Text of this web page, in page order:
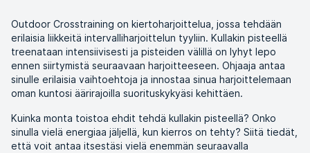
Outdoor Crosstraining on kiertoharjoittelua, jossa tehdään
erilaisia liikkeitä intervalliharjoittelun tyyliin. Kullakin pisteellä
treenataan intensiivisesti ja pisteiden välillä on lyhyt lepo
ennen siirtymistä seuraavaan harjoitteeseen. Ohjaaja antaa
sinulle erilaisia vaihtoehtoja ja innostaa sinua harjoittelemaan
oman kuntosi äärirajoilla suorituskykyäsi kehittäen.
Kuinka monta toistoa ehdit tehdä kullakin pisteellä? Onko
sinulla vielä energiaa jäljellä, kun kierros on tehty? Siitä tiedät,
että voit antaa itsestäsi vielä enemmän seuraavalla